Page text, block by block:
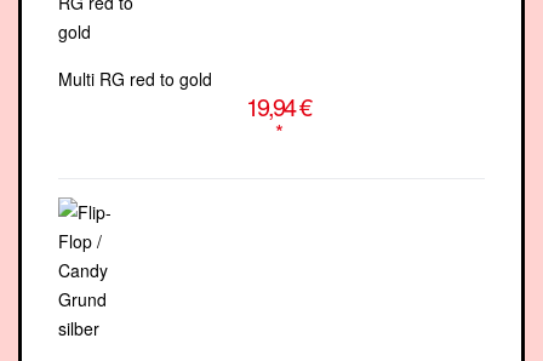
Multi RG red to gold
19,94 €
*